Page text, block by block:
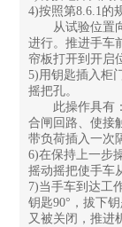
4)按照第8.6.1的
从试验位置
进行。推进手车
帘板打开到开启
5)用钥匙插入柜
摇把孔。
此操作具有
合闸回路、使接
带负荷插入一次
6)在保持上一步
摇动摇把使手车
7)当手车到达工
钥匙90°，拔下
又被关闭，推进